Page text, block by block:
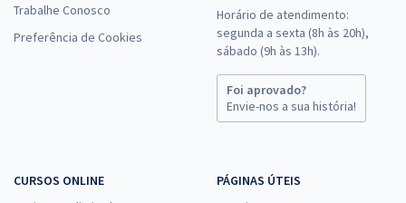
Trabalhe Conosco
Preferência de Cookies
Horário de atendimento:
segunda a sexta (8h às 20h),
sábado (9h às 13h).
Foi aprovado?
Envie-nos a sua história!
CURSOS ONLINE
PÁGINAS ÚTEIS